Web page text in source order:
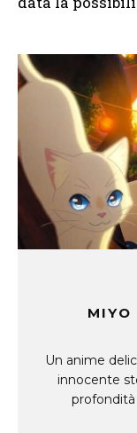
MIYO
Un anime
innocente